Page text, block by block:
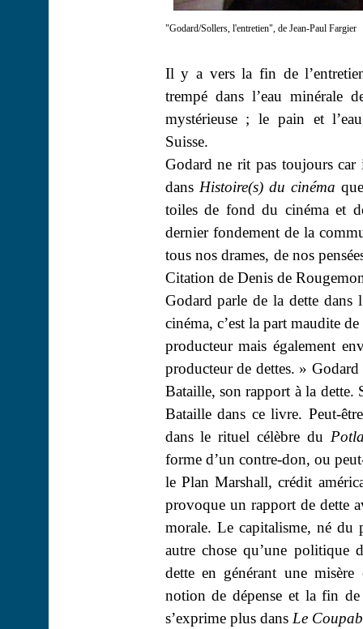
"Godard/Sollers, l'entretien", de Jean-Paul Fargier
Il y a vers la fin de
trempé dans l’eau minérale
mystérieuse ; le pain et
Suisse.
Godard ne rit pas toujours car
dans Histoire(s) du cinéma
toiles de fond du cinéma et
dernier fondement de la
tous nos drames, de nos
Citation de Denis de
Godard parle de la dette
cinéma, c’est la part maudite
producteur mais également
producteur de dettes. »
Bataille, son rapport à la dette.
Bataille dans ce livre. Peut-
dans le rituel célèbre du
forme d’un contre-don, ou
le Plan Marshall, crédit
provoque un rapport de dette
morale. Le capitalisme, né du
autre chose qu’une politique
dette en générant une
notion de dépense et la fin
s’exprime plus dans Le